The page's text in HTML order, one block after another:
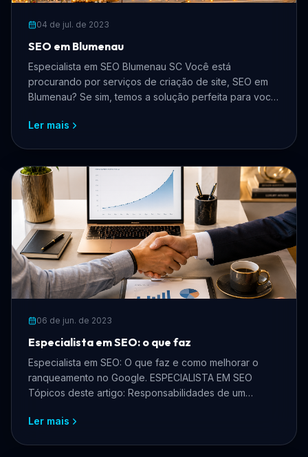
04 de jul. de 2023
SEO em Blumenau
Especialista em SEO Blumenau SC Você está
procurando por serviços de criação de site, SEO em
Blumenau? Se sim, temos a solução perfeita para você!
Ler mais
06 de jun. de 2023
Especialista em SEO: o que faz
Especialista em SEO: O que faz e como melhorar o
ranqueamento no Google. ESPECIALISTA EM SEO
Tópicos deste artigo: Responsabilidades de um
Ler mais